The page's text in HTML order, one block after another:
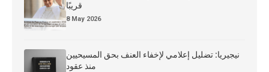
قريبًا
8 May 2026
نيجيريا: تضليل إعلامي لإخفاء العنف بحق المسيحيين
منذ عقود